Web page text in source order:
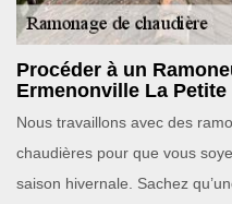
Procéder à un
Ermenonville La Petite
Nous travaillons avec des
chaudières pour que vous
saison hivernale. Sachez